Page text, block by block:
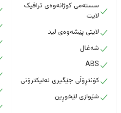
سستەمی کوژانەوەی ترافیک
لایت
لایتی پێشەوەی لید
شەغال
ABS
کۆنتڕۆڵی جێگیری ئەلیکترۆنی
شێوازی لێخوڕین